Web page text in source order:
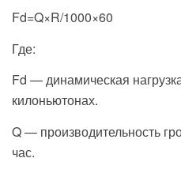
Fd​=Q×R/1000×60
Где:
Fd — динамическая
килоньютонах.
Q — производительность
час.